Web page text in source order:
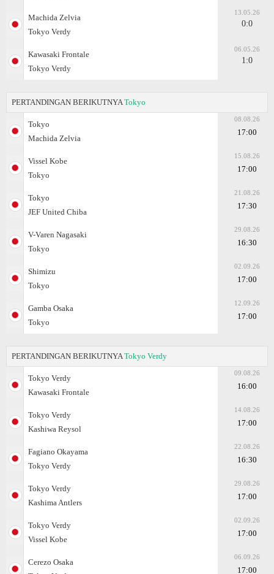
Machida Zelvia
Tokyo Verdy
13.05.26
0:0
Kawasaki Frontale
Tokyo Verdy
06.05.26
1:0
PERTANDINGAN BERIKUTNYA Tokyo
Tokyo
Machida Zelvia
08.08.26
17:00
Vissel Kobe
Tokyo
15.08.26
17:00
Tokyo
JEF United Chiba
21.08.26
17:30
V-Varen Nagasaki
Tokyo
29.08.26
16:30
Shimizu
Tokyo
02.09.26
17:00
Gamba Osaka
Tokyo
12.09.26
17:00
PERTANDINGAN BERIKUTNYA Tokyo Verdy
Tokyo Verdy
Kawasaki Frontale
09.08.26
16:00
Tokyo Verdy
Kashiwa Reysol
14.08.26
17:00
Fagiano Okayama
Tokyo Verdy
22.08.26
16:30
Tokyo Verdy
Kashima Antlers
29.08.26
17:00
Tokyo Verdy
Vissel Kobe
02.09.26
17:00
Cerezo Osaka
06.09.26
17:00